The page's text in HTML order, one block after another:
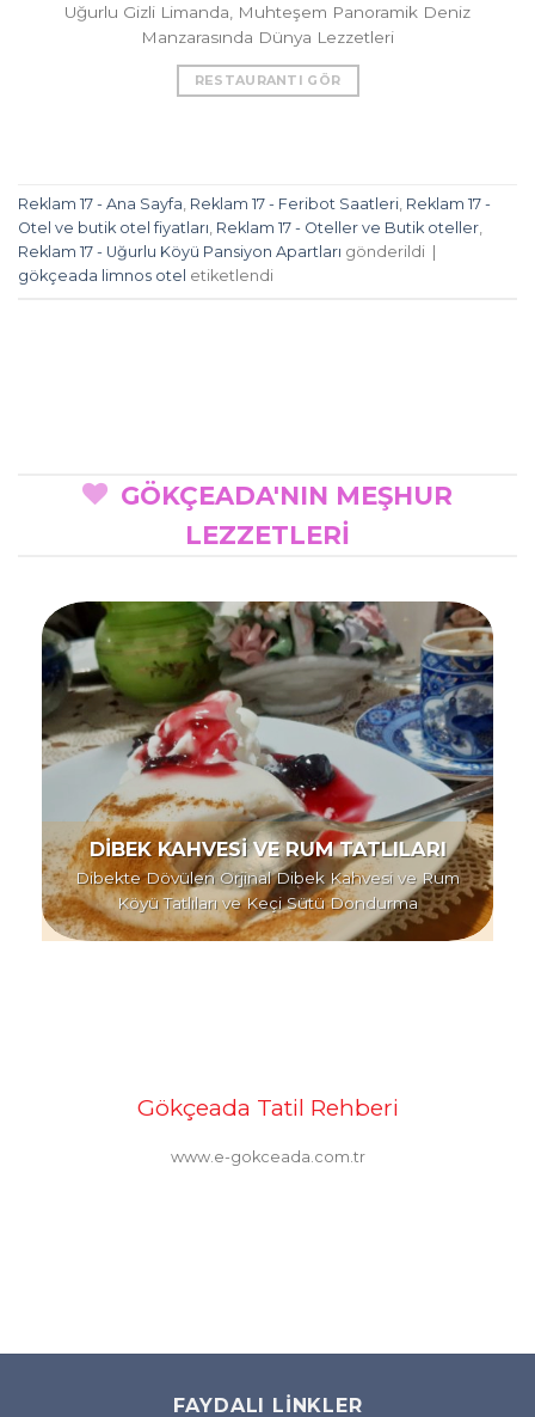
Uğurlu Gizli Limanda, Muhteşem Panoramik Deniz
Manzarasında Dünya Lezzetleri
RESTAURANTI GÖR
Reklam 17 - Ana Sayfa, Reklam 17 - Feribot Saatleri, Reklam 17 -
Otel ve butik otel fiyatları, Reklam 17 - Oteller ve Butik oteller,
Reklam 17 - Uğurlu Köyü Pansiyon Apartları gönderildi
gökçeada limnos otel etiketlendi
GÖKÇEADA'NIN MEŞHUR
LEZZETLERİ
DİBEK KAHVESİ VE RUM TATLILARI
Dibekte Dövülen Orjinal Dibek Kahvesi ve Rum
Köyü Tatlıları ve Keçi Sütü Dondurma
Gökçeada Tatil Rehberi
www.e-gokceada.com.tr
FAYDALI LINKLER